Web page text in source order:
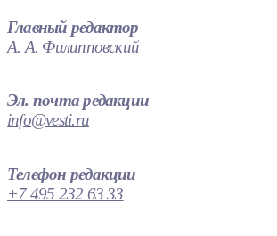
Главный редактор
А. А. Филипповский
Эл. почта редакции
info@vesti.ru
Телефон редакции
+7 495 232 63 33